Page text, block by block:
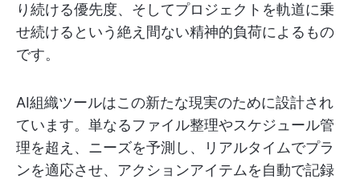
り続ける優先度、そしてプロジェクトを軌道に乗
せ続けるという絶え間ない精神的負荷によるもの
です。
AI組織ツールはこの新たな現実のために設計され
ています。単なるファイル整理やスケジュール管
理を超え、ニーズを予測し、リアルタイムでプラ
ンを適応させ、アクションアイテムを自動で記録